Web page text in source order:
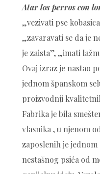
Atar los perros con
„vezivati pse
„zavaravati se da je
je zaista”, „imati
Ovaj izraz je nastao
jednom španskom
proizvodnji
Fabrika je bila
vlasnika , u njenom
zaposlenih je
nestašnog psića od